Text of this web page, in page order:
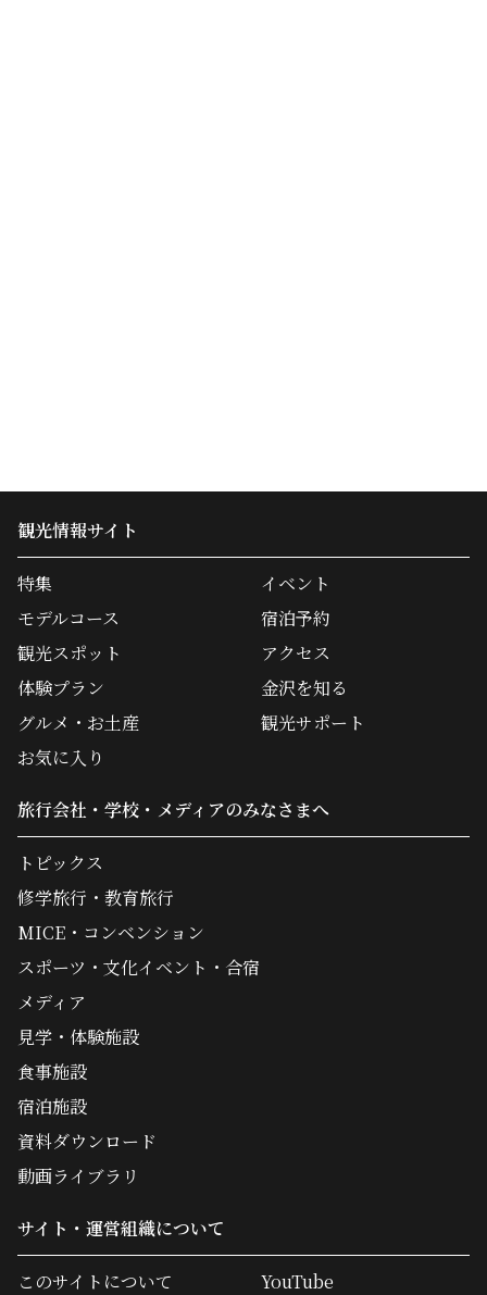
観光情報サイト
特集
モデルコース
観光スポット
体験プラン
グルメ・お土産
イベント
宿泊予約
アクセス
金沢を知る
観光サポート
お気に入り
旅行会社・学校・メディアのみなさまへ
トピックス
修学旅行・教育旅行
MICE・コンベンション
スポーツ・文化イベント・合宿
メディア
見学・体験施設
食事施設
宿泊施設
資料ダウンロード
動画ライブラリ
サイト・運営組織について
このサイトについて
YouTube